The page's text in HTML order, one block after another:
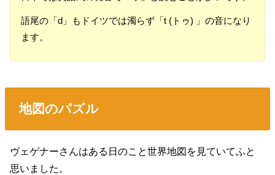
語尾の「d」もドイツでは濁らず「t (トゥ) 」の音になり
ます。
地図のパズル
ヴェゲナーさんはある日のこと世界地図を見ていてふと
思いました。